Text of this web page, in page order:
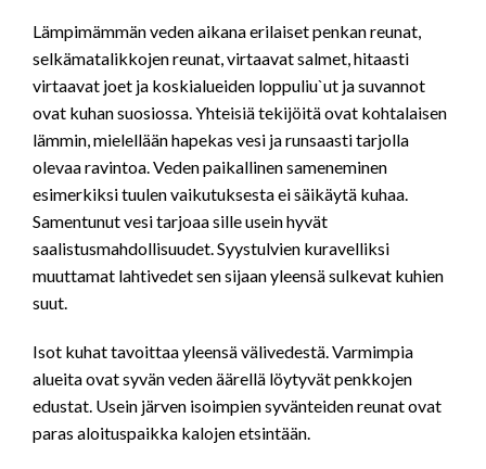
Lämpimämmän veden aikana erilaiset penkan reunat,
selkämatalikkojen reunat, virtaavat salmet, hitaasti
virtaavat joet ja koskialueiden loppuliu`ut ja suvannot
ovat kuhan suosiossa. Yhteisiä tekijöitä ovat kohtalaisen
lämmin, mielellään hapekas vesi ja runsaasti tarjolla
olevaa ravintoa. Veden paikallinen sameneminen
esimerkiksi tuulen vaikutuksesta ei säikäytä kuhaa.
Samentunut vesi tarjoaa sille usein hyvät
saalistusmahdollisuudet. Syystulvien kuravelliksi
muuttamat lahtivedet sen sijaan yleensä sulkevat kuhien
suut.
Isot kuhat tavoittaa yleensä välivedestä. Varmimpia
alueita ovat syvän veden äärellä löytyvät penkkojen
edustat. Usein järven isoimpien syvänteiden reunat ovat
paras aloituspaikka kalojen etsintään.